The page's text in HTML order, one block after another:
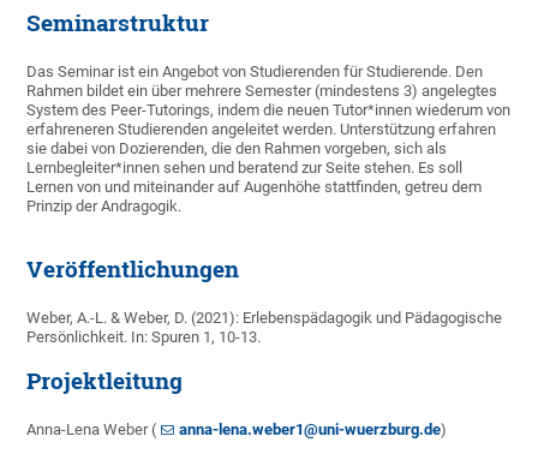
Seminarstruktur
Das Seminar ist ein Angebot von Studierenden für Studierende. Den
Rahmen bildet ein über mehrere Semester (mindestens 3) angelegtes
System des Peer-Tutorings, indem die neuen Tutor*innen wiederum von
erfahreneren Studierenden angeleitet werden. Unterstützung erfahren
sie dabei von Dozierenden, die den Rahmen vorgeben, sich als
Lernbegleiter*innen sehen und beratend zur Seite stehen. Es soll
Lernen von und miteinander auf Augenhöhe stattfinden, getreu dem
Prinzip der Andragogik.
Veröffentlichungen
Weber, A.-L. & Weber, D. (2021): Erlebenspädagogik und Pädagogische
Persönlichkeit. In: Spuren 1, 10-13.
Projektleitung
Anna-Lena Weber ( anna-lena.weber1@uni-wuerzburg.de)